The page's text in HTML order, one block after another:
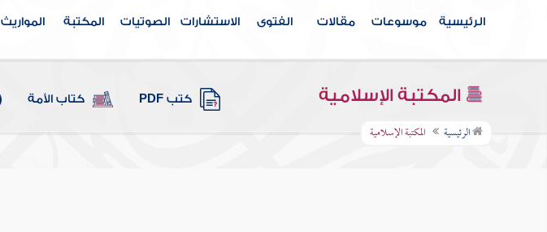
الرئيسية موسوعات مقالات الفتوى الاستشارات الصوتيات المكتبة المواريث
المكتبة الإسلامية كتب PDF كتاب الأمة
الرئيسية المكتبة الإسلامية